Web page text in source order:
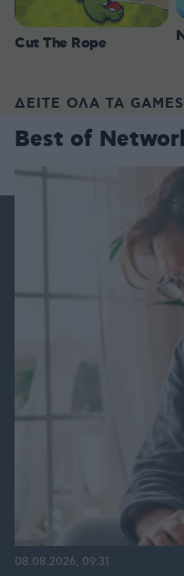
Cut The Rope
ΔΕΙΤΕ ΟΛΑ ΤΑ GAMES
Best of
08.08.2026, 09:31